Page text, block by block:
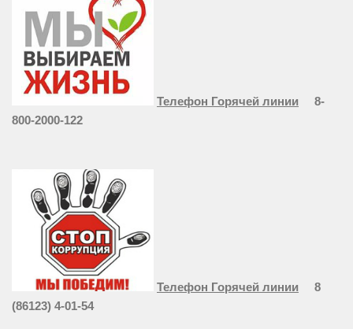
Телефон Горячей линии
8-
800-2000-122
Телефон Горячей линии
8
(86123) 4-01-54